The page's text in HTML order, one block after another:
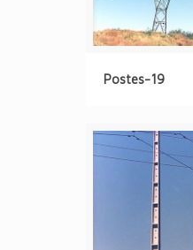
Postes-19